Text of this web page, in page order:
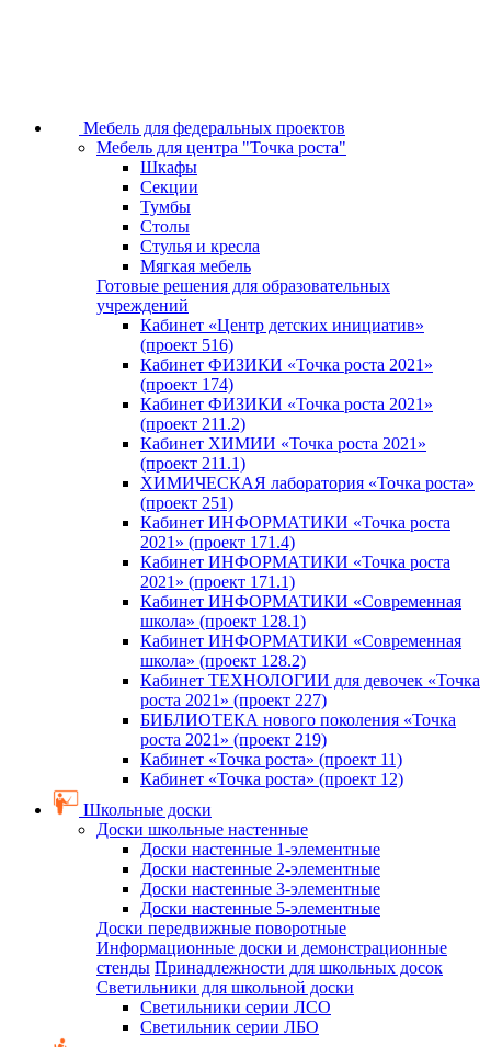
Мебель для федеральных проектов
Мебель для центра "Точка роста"
Шкафы
Секции
Тумбы
Столы
Стулья и кресла
Мягкая мебель
Готовые решения для образовательных
учреждений
Кабинет «Центр детских инициатив»
(проект 516)
Кабинет ФИЗИКИ «Точка роста 2021»
(проект 174)
Кабинет ФИЗИКИ «Точка роста 2021»
(проект 211.2)
Кабинет ХИМИИ «Точка роста 2021»
(проект 211.1)
ХИМИЧЕСКАЯ лаборатория «Точка роста»
(проект 251)
Кабинет ИНФОРМАТИКИ «Точка роста
2021» (проект 171.4)
Кабинет ИНФОРМАТИКИ «Точка роста
2021» (проект 171.1)
Кабинет ИНФОРМАТИКИ «Современная
школа» (проект 128.1)
Кабинет ИНФОРМАТИКИ «Современная
школа» (проект 128.2)
Кабинет ТЕХНОЛОГИИ для девочек «Точка
роста 2021» (проект 227)
БИБЛИОТЕКА нового поколения «Точка
роста 2021» (проект 219)
Кабинет «Точка роста» (проект 11)
Кабинет «Точка роста» (проект 12)
Школьные доски
Доски школьные настенные
Доски настенные 1-элементные
Доски настенные 2-элементные
Доски настенные 3-элементные
Доски настенные 5-элементные
Доски передвижные поворотные
Информационные доски и демонстрационные
стенды Принадлежности для школьных досок
Светильники для школьной доски
Светильники серии ЛСО
Светильник серии ЛБО